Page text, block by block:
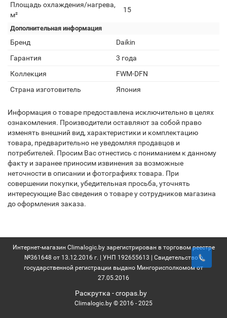
Площадь охлаждения/нагрева,
м²
15
Дополнительная информация
Бренд
Daikin
Гарантия
3 года
Коллекция
FWM-DFN
Страна изготовитель
Япония
Информация о товаре предоставлена исключительно в целях
ознакомления. Производители оставляют за собой право
изменять внешний вид, характеристики и комплектацию
товара, предварительно не уведомляя продавцов и
потребителей. Просим Вас отнестись с пониманием к данному
факту и заранее приносим извинения за возможные
неточности в описании и фотографиях товара. При
совершении покупки, убедительная просьба, уточнять
интересующие Вас сведения о товаре у сотрудников магазина
до оформления заказа.
Интернет-магазин Climalogic.by зарегистрирован в торговом реестре
№361648 от 13.12.2016 г. | УНП 192655613 | Свидетельство о
государственной регистрации выдано Мингорисполкомом от
27.05.2016
Раскрутка -cropas.by
Climalogic.by © 2016 - 2025